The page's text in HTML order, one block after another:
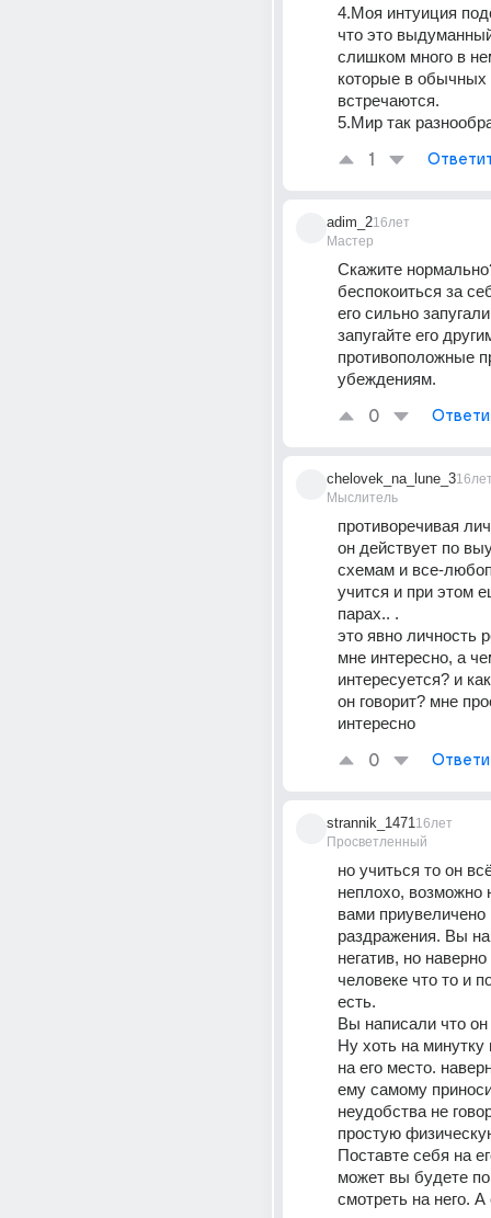
4.Моя интуиция
что это
слишком много в
которые в
встречаются.
5.Мир так
1
adim_2
Мастер
16лет
Скажите
беспокоиться за
его сильно
запугайте его
противоположные
убеждениям.
0
chelovek_na_lune_3
Мыслитель
противоречивая
он действует по
схемам и все-
учится и при этом
парах.. .
это явно личность
мне интересно, а
интересуется? и
он говорит? мне
интересно
0
strannik_1471
Просветленный
16лет
но учиться то он
неплохо, возможно
вами приувеличено
раздражения. Вы
негатив, но
человеке что то и
есть.
Вы написали что
Ну хоть на минутку
на его место.
ему самому
неудобства не
простую
Поставте себя на
может вы будете
смотреть на него.